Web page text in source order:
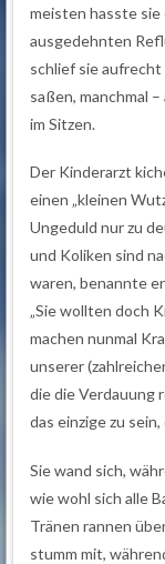
meisten hasste sie
ausgedehnten
schlief sie
saßen, manchmal
im Sitzen.
Der Kinderarzt
einen „kleinen
Ungeduld nur zu
und Koliken sind
waren, benannte
„Sie wollten doch
machen nunmal
unserer
die die Verdauung
das einzige zu
Sie wand sich,
wie wohl sich alle
Tränen rannen
stumm mit,